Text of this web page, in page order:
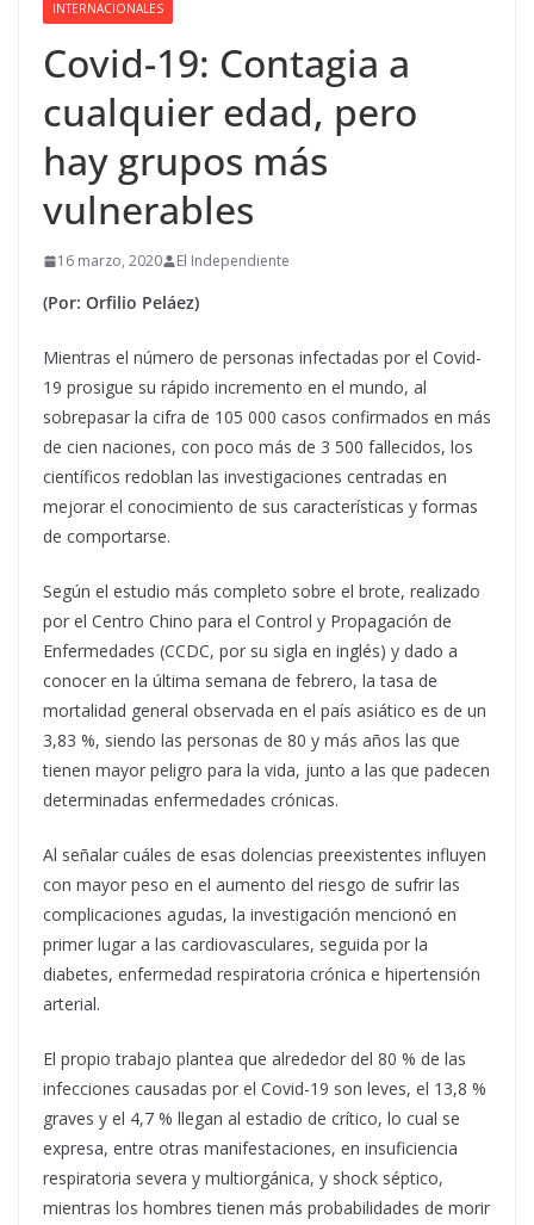
INTERNACIONALES
Covid-19: Contagia a
cualquier edad, pero
hay grupos más
vulnerables
16 marzo, 2020 El Independiente
(Por: Orfilio Peláez)
Mientras el número de personas infectadas por el Covid-
19 prosigue su rápido incremento en el mundo, al
sobrepasar la cifra de 105 000 casos confirmados en más
de cien naciones, con poco más de 3 500 fallecidos, los
científicos redoblan las investigaciones centradas en
mejorar el conocimiento de sus características y formas
de comportarse.
Según el estudio más completo sobre el brote, realizado
por el Centro Chino para el Control y Propagación de
Enfermedades (CCDC, por su sigla en inglés) y dado a
conocer en la última semana de febrero, la tasa de
mortalidad general observada en el país asiático es de un
3,83 %, siendo las personas de 80 y más años las que
tienen mayor peligro para la vida, junto a las que padecen
determinadas enfermedades crónicas.
Al señalar cuáles de esas dolencias preexistentes influyen
con mayor peso en el aumento del riesgo de sufrir las
complicaciones agudas, la investigación mencionó en
primer lugar a las cardiovasculares, seguida por la
diabetes, enfermedad respiratoria crónica e hipertensión
arterial.
El propio trabajo plantea que alrededor del 80 % de las
infecciones causadas por el Covid-19 son leves, el 13,8 %
graves y el 4,7 % llegan al estadio de crítico, lo cual se
expresa, entre otras manifestaciones, en insuficiencia
respiratoria severa y multiorgánica, y shock séptico,
mientras los hombres tienen más probabilidades de morir